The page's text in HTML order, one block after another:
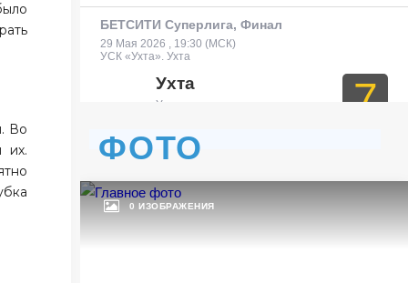
Во
их.
БЕТСИТИ Суперлига, Финал
29 Мая 2026 , 19:30 (МСК)
УСК «Ухта». Ухта
Ухта
Ухта 7
Тюмень
Матч-центр
ФОТО
0 ИЗОБРАЖЕНИЯ